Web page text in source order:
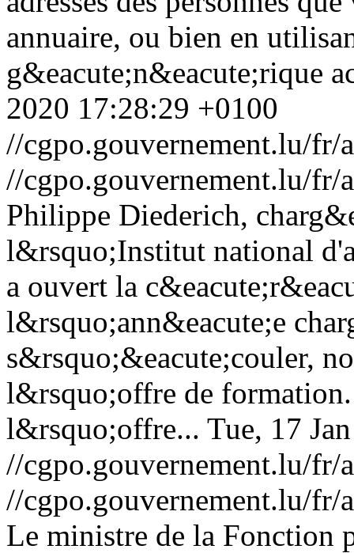
annuaire, ou bien en
g&eacute;n&eacute;rique
2020 17:28:29 +0100
//cgpo.gouvernement.lu/
//cgpo.gouvernement.lu/
Philippe Diederich,
l&rsquo;Institut national
a ouvert la
l&rsquo;ann&eacute;e
s&rsquo;&eacute;couler,
l&rsquo;offre de
l&rsquo;offre... Tue, 17
//cgpo.gouvernement.lu/fr/
//cgpo.gouvernement.lu/fr/
Le ministre de la Fonction